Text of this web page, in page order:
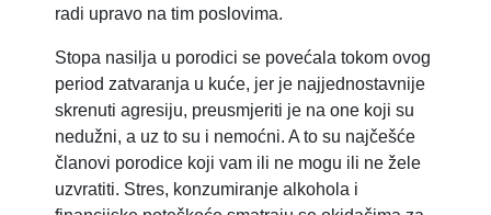
radi upravo na tim poslovima.
Stopa nasilja u porodici se povećala tokom ovog
period zatvaranja u kuće, jer je najjednostavnije
skrenuti agresiju, preusmjeriti je na one koji su
nedužni, a uz to su i nemoćni. A to su najčešće
članovi porodice koji vam ili ne mogu ili ne žele
uzvratiti. Stres, konzumiranje alkohola i